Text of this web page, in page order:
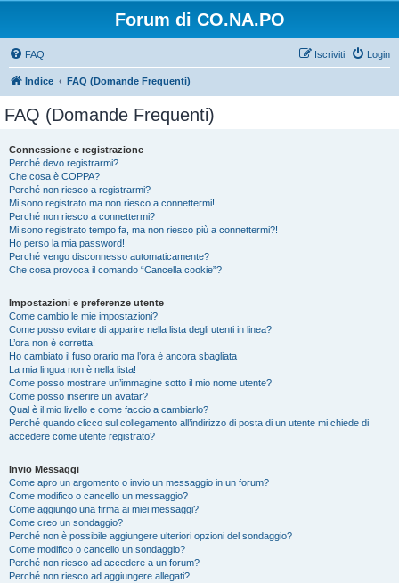
Forum di CO.NA.PO
FAQ Login
Iscriviti
Indice FAQ (Domande Frequenti)
FAQ (Domande Frequenti)
Connessione e registrazione
Perché devo registrarmi?
Che cosa è COPPA?
Perché non riesco a registrarmi?
Mi sono registrato ma non riesco a connettermi!
Perché non riesco a connettermi?
Mi sono registrato tempo fa, ma non riesco più a connettermi?!
Ho perso la mia password!
Perché vengo disconnesso automaticamente?
Che cosa provoca il comando “Cancella cookie”?
Impostazioni e preferenze utente
Come cambio le mie impostazioni?
Come posso evitare di apparire nella lista degli utenti in linea?
L’ora non è corretta!
Ho cambiato il fuso orario ma l’ora è ancora sbagliata
La mia lingua non è nella lista!
Come posso mostrare un’immagine sotto il mio nome utente?
Come posso inserire un avatar?
Qual è il mio livello e come faccio a cambiarlo?
Perché quando clicco sul collegamento all’indirizzo di posta di un utente mi chiede di
accedere come utente registrato?
Invio Messaggi
Come apro un argomento o invio un messaggio in un forum?
Come modifico o cancello un messaggio?
Come aggiungo una firma ai miei messaggi?
Come creo un sondaggio?
Perché non è possibile aggiungere ulteriori opzioni del sondaggio?
Come modifico o cancello un sondaggio?
Perché non riesco ad accedere a un forum?
Perché non riesco ad aggiungere allegati?